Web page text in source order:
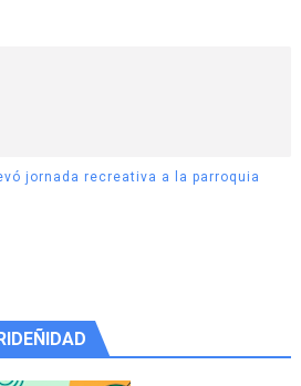
jornada recreativa a la parroquia